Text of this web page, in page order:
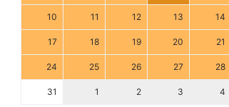
10 11 12 13 14
17 18 19 20 21
24 25 26 27 28
31 1 2 3 4